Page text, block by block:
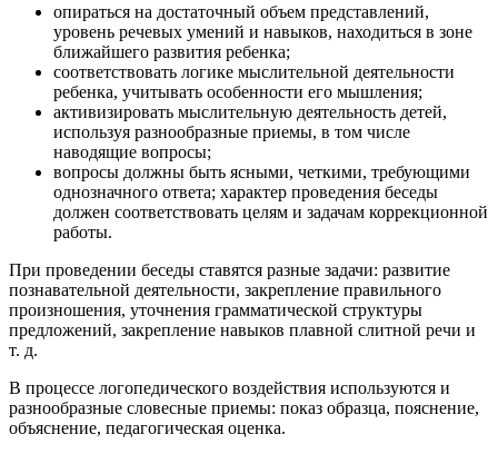
опираться на достаточный объем представлений,
уровень речевых умений и навыков, находиться в зоне
ближайшего развития ребенка;
соответствовать логике мыслительной деятельности
ребенка, учитывать особенности его мышления;
активизировать мыслительную деятельность детей,
используя разнообразные приемы, в том числе
наводящие вопросы;
вопросы должны быть ясными, четкими, требующими
однозначного ответа; характер проведения беседы
должен соответствовать целям и задачам коррекционной
работы.
При проведении беседы ставятся разные задачи: развитие
познавательной деятельности, закрепление правильного
произношения, уточнения грамматической структуры
предложений, закрепление навыков плавной слитной речи и
т. д.
В процессе логопедического воздействия используются и
разнообразные словесные приемы: показ образца, пояснение,
объяснение, педагогическая оценка.